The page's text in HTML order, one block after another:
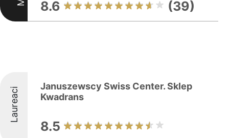
8.6 (39)
Laureaci
Januszewscy Swiss Center. Sklep
Kwadrans
8.5